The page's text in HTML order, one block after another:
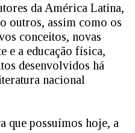
da América Latina,
outros, assim como os
conceitos, novas
e a educação física,
desenvolvidos há
nacional
que possuímos hoje, a